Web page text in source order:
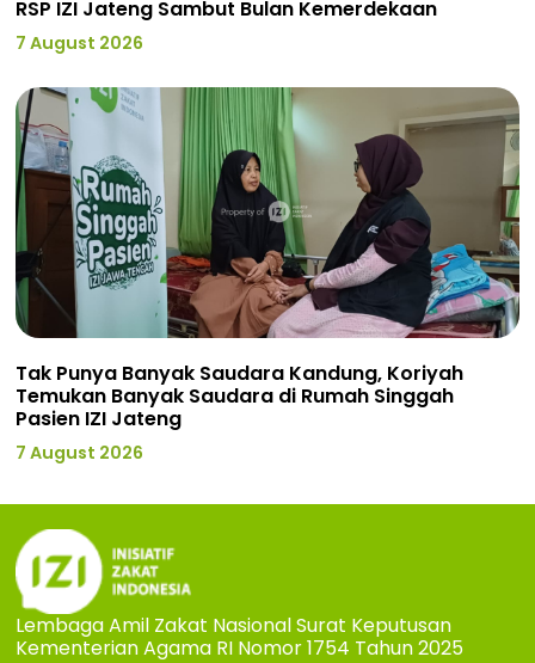
RSP IZI Jateng Sambut Bulan Kemerdekaan
7 August 2026
Tak Punya Banyak Saudara Kandung, Koriyah
Temukan Banyak Saudara di Rumah Singgah
Pasien IZI Jateng
7 August 2026
Lembaga Amil Zakat Nasional Surat Keputusan
Kementerian Agama RI Nomor 1754 Tahun 2025